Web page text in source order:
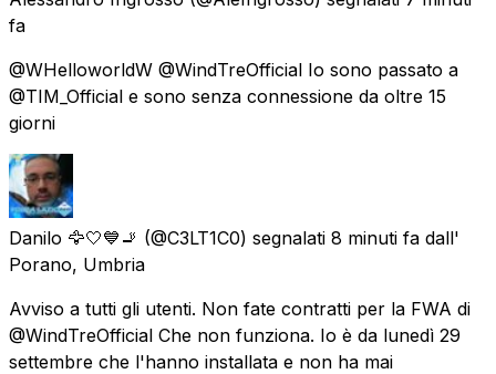
fa
@WHelloworldW @WindTreOfficial Io sono passato a
@TIM_Official e sono senza connessione da oltre 15
giorni
Danilo 🦅🤍💙🚬 (@C3LT1C0) segnalati 8 minuti fa dall'
Porano, Umbria
Avviso a tutti gli utenti. Non fate contratti per la FWA di
@WindTreOfficial Che non funziona. Io è da lunedì 29
settembre che l'hanno installata e non ha mai